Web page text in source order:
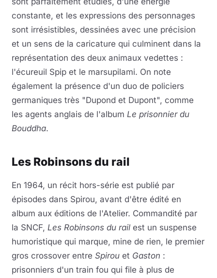
constante, et les expressions des personnages
sont irrésistibles, dessinées avec une précision
et un sens de la caricature qui culminent dans la
représentation des deux animaux vedettes :
l'écureuil Spip et le marsupilami. On note
également la présence d'un duo de policiers
germaniques très "Dupond et Dupont", comme
les agents anglais de l'album Le prisonnier du
Bouddha.
Les Robinsons du rail
En 1964, un récit hors-série est publié par
épisodes dans Spirou, avant d'être édité en
album aux éditions de l'Atelier. Commandité par
la SNCF, Les Robinsons du rail est un suspense
humoristique qui marque, mine de rien, le premier
gros crossover entre Spirou et Gaston :
prisonniers d'un train fou qui file à plus de